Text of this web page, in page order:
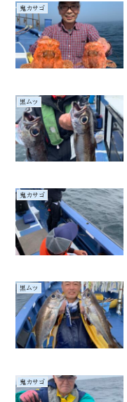
鬼カサゴ
黒ムツ
鬼カサゴ
黒ムツ
鬼カサゴ